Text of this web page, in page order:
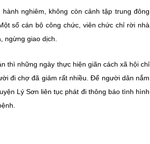
nghiêm, không còn cảnh tập trung đông
số cán bộ công chức, viên chức chỉ rời nhà
ngừng giao dịch.
thì những ngày thực hiện giãn cách xã hội chỉ
đi chợ đã giảm rất nhiều. Để người dân nắm
Lý Sơn liên tục phát đi thông báo tình hình